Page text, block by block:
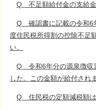
Q 不足額給付金の支給金
Q 確認書に記載の令和6
度住民税所得割の控除不足
い。
Q 令和6年分の源泉徴収
した。この金額が給付され
Q 住民税の定額減税額は